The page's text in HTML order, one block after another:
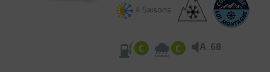
4 Saisons
C C A 68